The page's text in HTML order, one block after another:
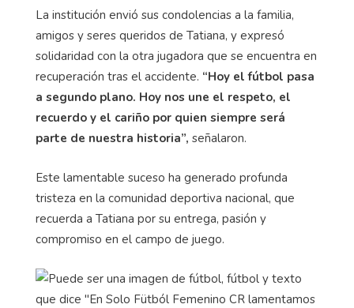
La institución envió sus condolencias a la familia,
amigos y seres queridos de Tatiana, y expresó
solidaridad con la otra jugadora que se encuentra en
recuperación tras el accidente. “Hoy el fútbol pasa
a segundo plano. Hoy nos une el respeto, el
recuerdo y el cariño por quien siempre será
parte de nuestra historia”, señalaron.
Este lamentable suceso ha generado profunda
tristeza en la comunidad deportiva nacional, que
recuerda a Tatiana por su entrega, pasión y
compromiso en el campo de juego.